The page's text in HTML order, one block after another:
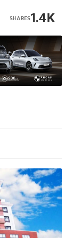
1.4K
SHARES